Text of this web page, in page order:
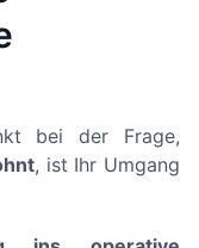
bei der Frage,
, ist Ihr Umgang